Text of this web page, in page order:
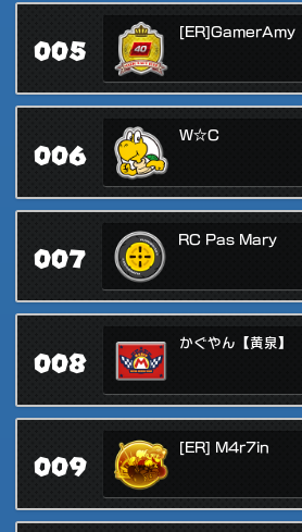
005
[ER]GamerAmy
006
W☆C
007
RC Pas Mary
008
かぐやん【黄泉】
009
[ER] M4r7in